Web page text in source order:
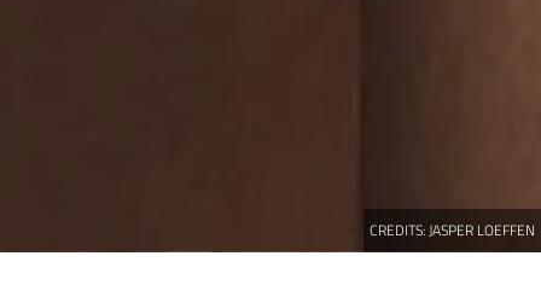
CREDITS:JASPER LOEFFEN